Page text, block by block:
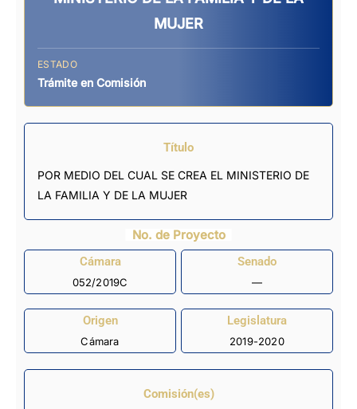
MUJER
ESTADO
Trámite en Comisión
Título
POR MEDIO DEL CUAL SE CREA EL MINISTERIO DE
LA FAMILIA Y DE LA MUJER
No. de Proyecto
Cámara
052/2019C
Senado
—
Origen
Cámara
Legislatura
2019-2020
Comisión(es)